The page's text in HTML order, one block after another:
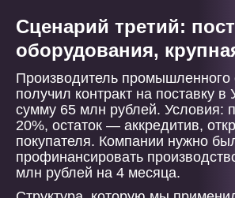
Сценарий третий:
оборудования,
Производитель промышленного
получил контракт на поставку в
сумму 65 млн рублей. Условия:
20%, остаток — аккредитив,
покупателя. Компании нужно
профинансировать
млн рублей на 4 месяца.